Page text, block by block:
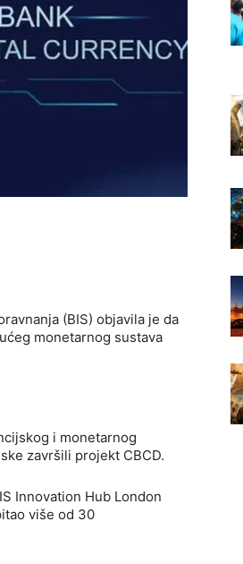
(BIS) objavila je da
monetarnog sustava
i monetarnog
završili projekt CBCD.
Innovation Hub London
više od 30